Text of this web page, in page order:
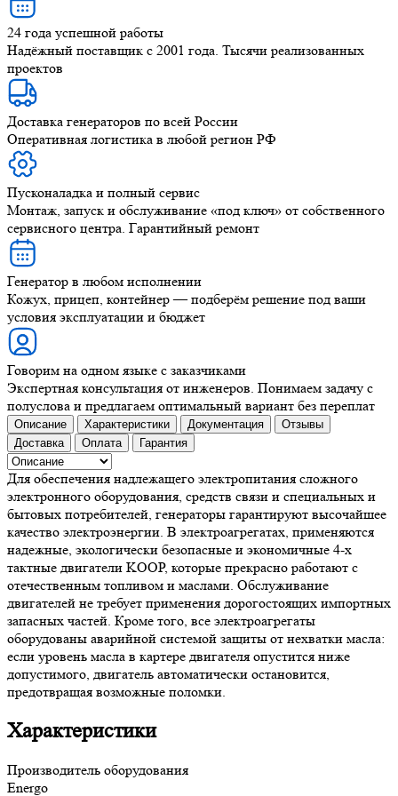
24 года успешной работы
Надёжный поставщик с 2001 года. Тысячи реализованных
проектов
Доставка генераторов по всей России
Оперативная логистика в любой регион РФ
Пусконаладка и полный сервис
Монтаж, запуск и обслуживание «под ключ» от собственного
сервисного центра. Гарантийный ремонт
Генератор в любом исполнении
Кожух, прицеп, контейнер — подберём решение под ваши
условия эксплуатации и бюджет
Говорим на одном языке с заказчиками
Экспертная консультация от инженеров. Понимаем задачу с
полуслова и предлагаем оптимальный вариант без переплат
Описание Характеристики Документация
Отзывы
Доставка
Оплата Гарантия
Для обеспечения надлежащего электропитания сложного
электронного оборудования, средств связи и специальных и
бытовых потребителей, генераторы гарантируют высочайшее
качество электроэнергии. В электроагрегатах, применяются
надежные, экологически безопасные и экономичные 4-х
тактные двигатели KOOP, которые прекрасно работают с
отечественным топливом и маслами. Обслуживание
двигателей не требует применения дорогостоящих импортных
запасных частей. Кроме того, все электроагрегаты
оборудованы аварийной системой защиты от нехватки масла:
если уровень масла в картере двигателя опустится ниже
допустимого, двигатель автоматически остановится,
предотвращая возможные поломки.
Характеристики
Производитель оборудования
Energo